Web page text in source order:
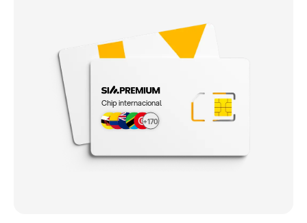
Chip internacional
+170